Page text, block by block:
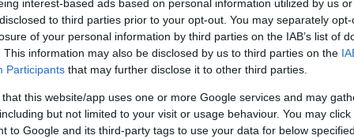
interest-based ads based on personal information utilized by us
to third parties prior to your opt-out. You may separately
of your personal information by third parties on the IAB’s list of
This information may also be disclosed by us to third parties on the
Participants that may further disclose it to other third parties.
that this website/app uses one or more Google services and may
but not limited to your visit or usage behaviour. You may
to Google and its third-party tags to use your data for below
ésElysa Koplovitz Duttonaz Alloy
az 1865-ben megjelent eredeti mű ihleti, amely